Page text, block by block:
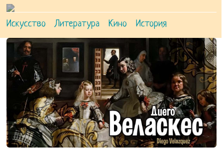
Искусство Литература Кино История